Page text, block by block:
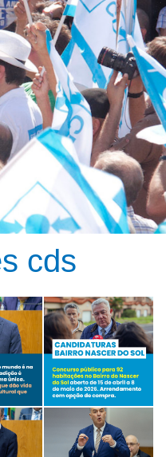
cds